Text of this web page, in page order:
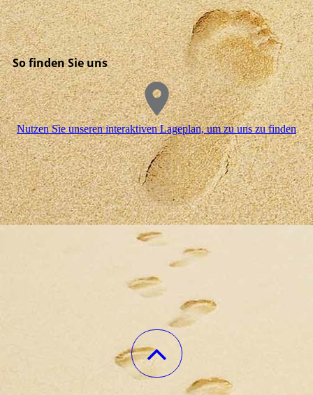
So finden Sie uns
Nutzen Sie unseren interaktiven La­ge­plan, um zu uns zu finden